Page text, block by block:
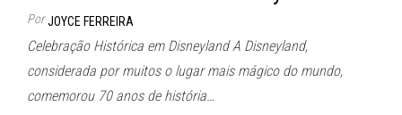
Por JOYCE FERREIRA
Celebração Histórica em Disneyland A Disneyland,
considerada por muitos o lugar mais mágico do mundo,
comemorou 70 anos de história…